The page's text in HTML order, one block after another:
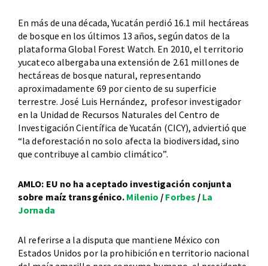
En más de una década, Yucatán perdió 16.1 mil hectáreas
de bosque en los últimos 13 años, según datos de la
plataforma Global Forest Watch. En 2010, el territorio
yucateco albergaba una extensión de 2.61 millones de
hectáreas de bosque natural, representando
aproximadamente 69 por ciento de su superficie
terrestre. José Luis Hernández, profesor investigador
en la Unidad de Recursos Naturales del Centro de
Investigación Científica de Yucatán (CICY), adviertió que
“la deforestación no solo afecta la biodiversidad, sino
que contribuye al cambio climático”.
AMLO: EU no ha aceptado investigación conjunta
sobre maíz transgénico. Milenio / Forbes / La
Jornada
Al referirse a la disputa que mantiene México con
Estados Unidos por la prohibición en territorio nacional